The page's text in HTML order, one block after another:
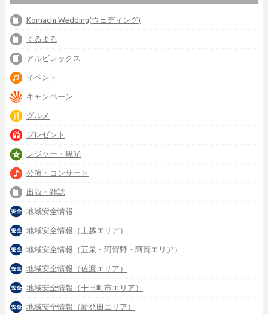
Komachi Wedding(ウェディング)
くるまる
アルビレックス
イベント
キャンペーン
グルメ
プレゼント
レジャー・観光
公演・コンサート
出版・雑誌
地域安全情報
地域安全情報（上越エリア）
地域安全情報（五泉・阿賀野・阿賀エリア）
地域安全情報（佐渡エリア）
地域安全情報（十日町市エリア）
地域安全情報（新発田エリア）